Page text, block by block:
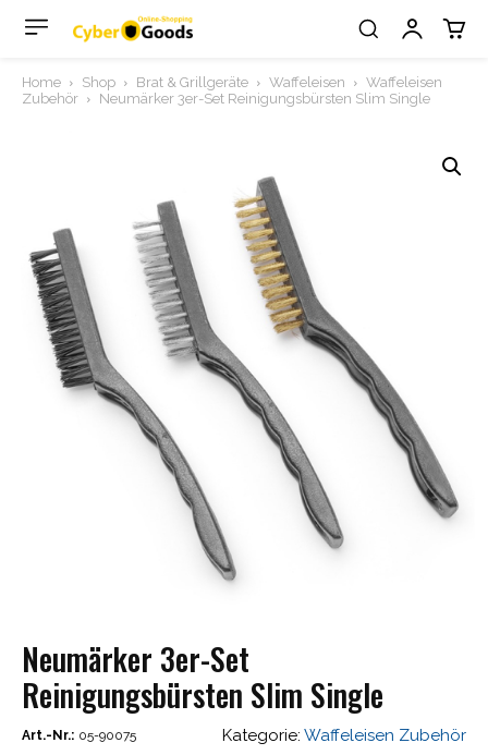
Home Shop Brat & Grillgeräte Waffeleisen
Waffeleisen
Zubehör
Neumärker 3er-Set Reinigungsbürsten Slim Single
Neumärker 3er-Set
Reinigungsbürsten Slim Single
Art.-Nr.: 05-90075 Kategorie: Waffeleisen Zubehör